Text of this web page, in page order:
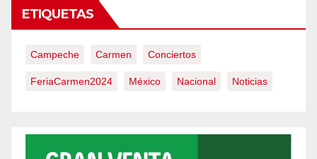
ETIQUETAS
Campeche Carmen Conciertos
FeriaCarmen2024 México Nacional Noticias